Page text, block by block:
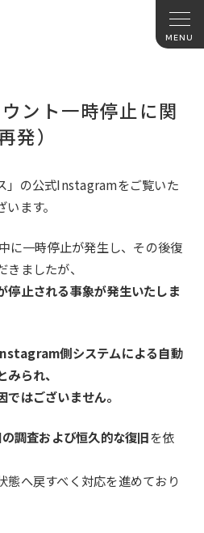
ント一時停止に関
発）
」の公式Instagramをご覧いた
ます。
に一時停止が発生し、その後復
ましたが、
停止される事象が発生いたしま
側システムによる自動
られ、
はございません。
調査および恒久的な復旧を依
態へ戻すべく対応を進めており